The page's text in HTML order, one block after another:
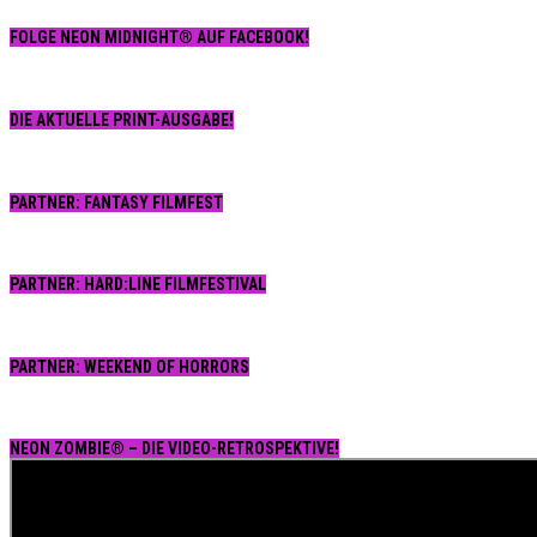
FOLGE NEON MIDNIGHT® AUF FACEBOOK!
DIE AKTUELLE PRINT-AUSGABE!
PARTNER: FANTASY FILMFEST
PARTNER: HARD:LINE FILMFESTIVAL
PARTNER: WEEKEND OF HORRORS
NEON ZOMBIE® – DIE VIDEO-RETROSPEKTIVE!